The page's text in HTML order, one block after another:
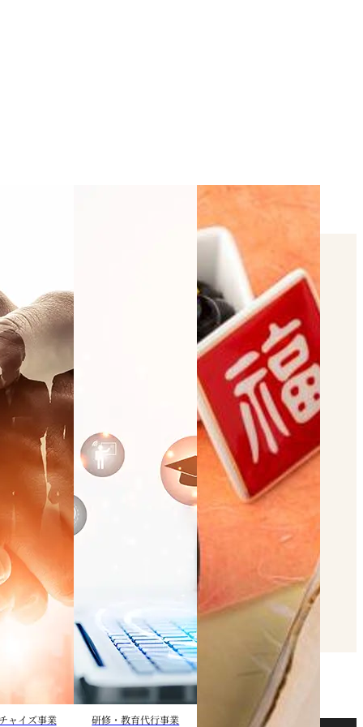
ャイズ事業 研修・教育代行事業